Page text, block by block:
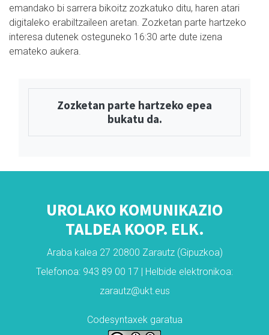
emandako bi sarrera bikoitz zozkatuko ditu, haren atari
digitaleko erabiltzaileen aretan. Zozketan parte hartzeko
interesa dutenek osteguneko 16:30 arte dute izena
emateko aukera.
Zozketan parte hartzeko epea
bukatu da.
UROLAKO KOMUNIKAZIO
TALDEA KOOP. ELK.
Araba kalea 27 20800 Zarautz (Gipuzkoa)
Telefonoa: 943 89 00 17 | Helbide elektronikoa:
zarautz@ukt.eus
Codesyntaxek garatua